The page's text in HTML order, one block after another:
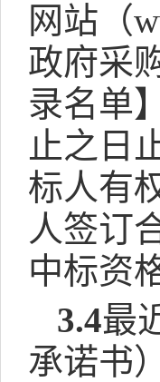
网站（
政府采
录名单
止之日
标人有
人签订
中标资
3.4最
承诺书）